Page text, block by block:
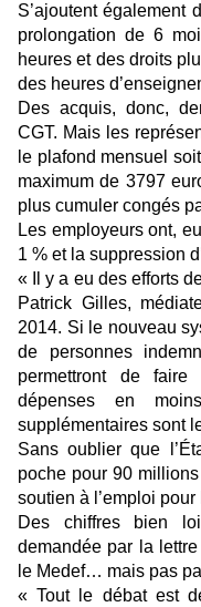
S’ajoutent également
prolongation de 6
heures et des droits
des heures
Des acquis, donc,
CGT. Mais les
le plafond mensuel
maximum de 3797
plus cumuler congés
Les employeurs ont,
1 % et la suppression
« Il y a eu des efforts
Patrick Gilles,
2014. Si le nouveau
de personnes
permettront de
dépenses en
supplémentaires sont
Sans oublier que
poche pour 90
soutien à l’emploi
Des chiffres bien
demandée par la
le Medef… mais pas
« Tout le débat est